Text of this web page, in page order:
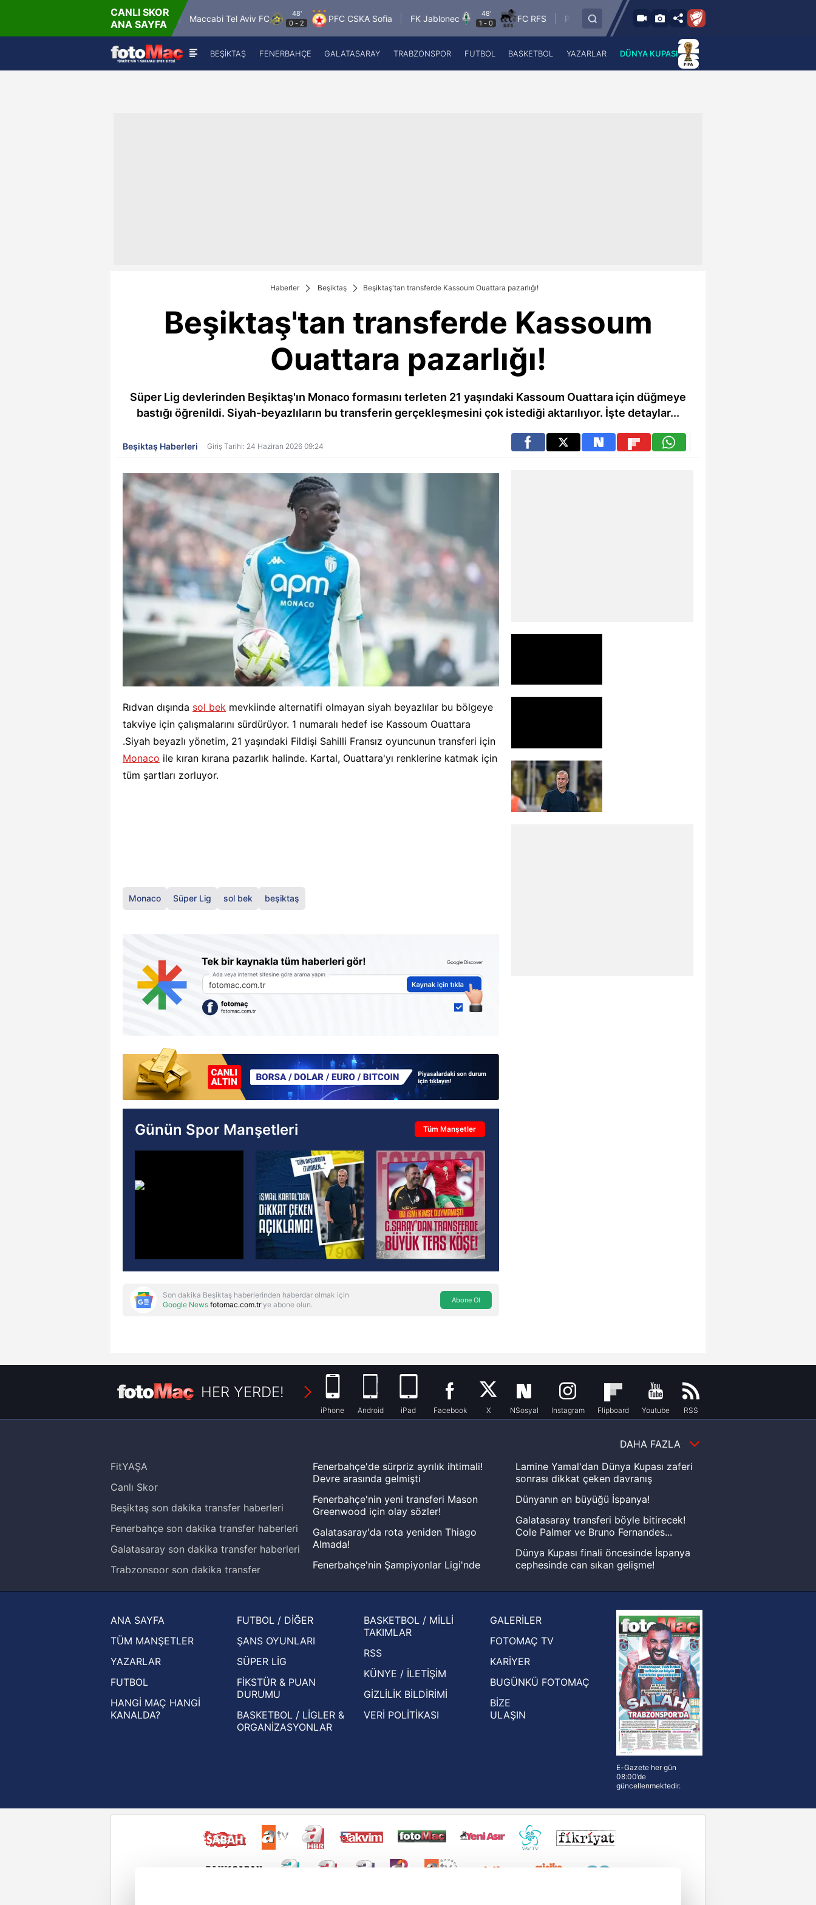
Reddet
CANLI SKOR
ANA SAYFA
Glasgow Rangers Maccabi Tel Aviv FC
48'
0-2 PFC CSKA Sofia FK Jablonec
1- 0 FC RFS Paide Linnameeskond
1- 1 SK Rapid
A Haber Radyo
BEŞİKTAŞ FENERBAHÇE GALATASARAY TRABZONSPOR FUTBOL BASKETBOL YAZARLAR DÜNYA KUPASI
Haberler Beşiktaş Beşiktaş'tan transferde Kassoum Ouattara pazarlığı!
Beşiktaş'tan transferde Kassoum
Ouattara pazarlığı!
Süper Lig devlerinden Beşiktaş'ın Monaco formasını terleten 21 yaşındaki Kassoum Ouattara için düğmeye
bastığı öğrenildi. Siyah-beyazlıların bu transferin gerçekleşmesini çok istediği aktarılıyor. İşte detaylar...
Beşiktaş Haberleri Giriş Tarihi: 24 Haziran 2026 09:24
Rıdvan dışında sol bek mevkiinde alternatifi olmayan siyah beyazlılar bu bölgeye
takviye için çalışmalarını sürdürüyor. 1 numaralı hedef ise Kassoum Ouattara
.Siyah beyazlı yönetim, 21 yaşındaki Fildişi Sahilli Fransız oyuncunun transferi için
Monaco ile kıran kırana pazarlık halinde. Kartal, Ouattara'yı renklerine katmak için
tüm şartları zorluyor.
Monaco Süper Lig sol bek beşiktaş
Günün Spor Manşetleri Tüm Manşetler
Son dakika Beşiktaş haberlerinden haberdar olmak için
Google News fotomac.com.tr'ye abone olun. Abone Ol
HER YERDE!
iPhone Android iPad Facebook X NSosyal Instagram Flipboard Youtube RSS
DAHA FAZLA
FitYAŞA
Canlı Skor
Beşiktaş son dakika transfer haberleri
Fenerbahçe son dakika transfer haberleri
Galatasaray son dakika transfer haberleri
Trabzonspor son dakika transfer
Ziraat Türkiye Kupası haberleri
UEFA Şampiyonlar Ligi haberleri
UEFA Avrupa Ligi haberleri
UEFA Konferans Ligi haberleri
Fenerbahçe'de sürpriz ayrılık ihtimali!
Devre arasında gelmişti
Fenerbahçe'nin yeni transferi Mason
Greenwood için olay sözler!
Galatasaray'da rota yeniden Thiago
Almada!
Fenerbahçe'nin Şampiyonlar Ligi'nde
Zabrze'yi elerlerse...
basından gündem olan manşetler!
Beşiktaş'ın UEFA Avrupa Ligi'nde 3. Ön
Eleme Turu muhtemel rakipleri belli oldu!
Lamine Yamal'dan Dünya Kupası zaferi
sonrası dikkat çeken davranış
Dünyanın en büyüğü İspanya!
Galatasaray transferi böyle bitirecek!
Cole Palmer ve Bruno Fernandes...
Dünya Kupası finali öncesinde İspanya
cephesinde can sıkan gelişme!
Hernan Crespo, Meksika Ligi
ekiplerinden Atlas'ın yeni teknik direktörü
oldu
ANA SAYFA
TÜM MANŞETLER
YAZARLAR
FUTBOL
HANGİ MAÇ HANGİ
KANALDA?
FUTBOL / DİĞER
ŞANS OYUNLARI
SÜPER LİG
FİKSTÜR & PUAN
DURUMU
BASKETBOL / LİGLER &
ORGANİZASYONLAR
BASKETBOL / MİLLİ
TAKIMLAR
RSS
KÜNYE / İLETİŞİM
GİZLİLİK BİLDİRİMİ
VERİ POLİTİKASI
GALERİLER
FOTOMAÇ TV
KARİYER
BUGÜNKÜ FOTOMAÇ
BİZE
ULAŞIN
E-Gazete her gün
08:00’de
güncellenmektedir.